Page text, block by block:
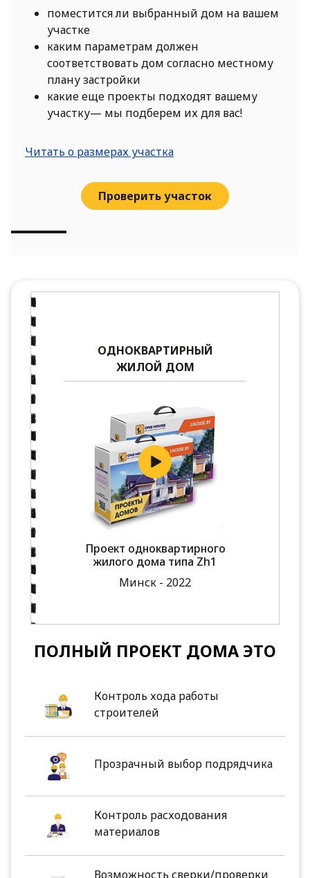
поместится ли выбранный дом на вашем
участке
каким параметрам должен
соответствовать дом согласно местному
плану застройки
какие еще проекты подходят вашему
участку— мы подберем их для вас!
Читать о размерах участка
Проверить участок
ОДНОКВАРТИРНЫЙ
ЖИЛОЙ ДОМ
Проект одноквартирного
жилого дома типа Zh1
Минск - 2022
ПОЛНЫЙ ПРОЕКТ ДОМА ЭТО
Контроль хода работы
строителей
Прозрачный выбор подрядчика
Контроль расходования
материалов
Возможность сверки/проверки